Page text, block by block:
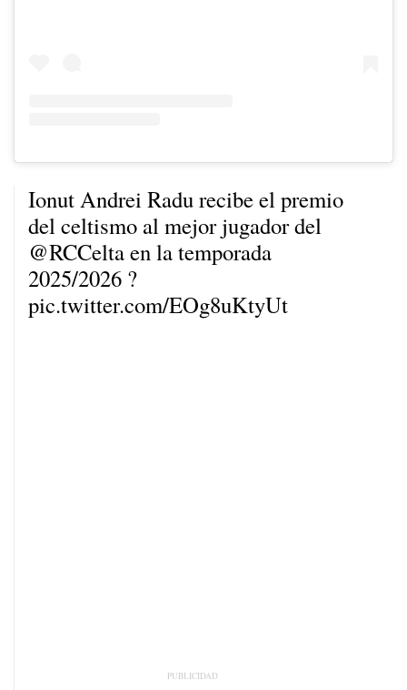
Ionut Andrei Radu recibe el premio
del celtismo al mejor jugador del
@RCCeltaen la temporada
2025/2026 ?
pic.twitter.com/EOg8uKtyUt